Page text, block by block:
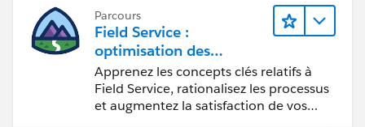
Parcours
Field Service :
optimisation des
opérations en
déplacement
Apprenez les concepts clés relatifs à
Field Service, rationalisez les processus
et augmentez la satisfaction de vos